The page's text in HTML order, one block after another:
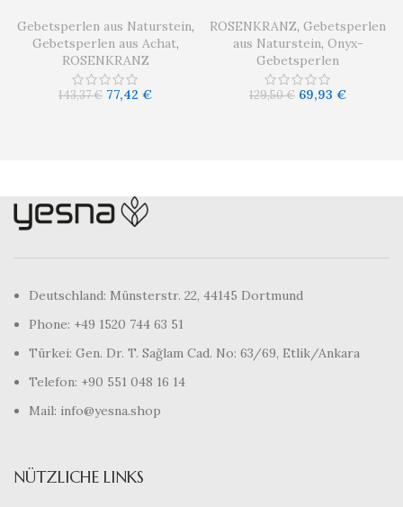
Gebetsperlen aus Naturstein,
Gebetsperlen aus Achat,
ROSENKRANZ
143,37€ 77,42 €
ROSENKRANZ, Gebetsperlen
aus Naturstein, Onyx-
Gebetsperlen
129,50€ 69,93 €
Deutschland: Münsterstr. 22, 44145 Dortmund
Phone: +49 1520 744 63 51
Türkei: Gen. Dr. T. Sağlam Cad. No: 63/69, Etlik/Ankara
Telefon: +90 551 048 16 14
Mail: info@yesna.shop
NÜTZLICHE LINKS